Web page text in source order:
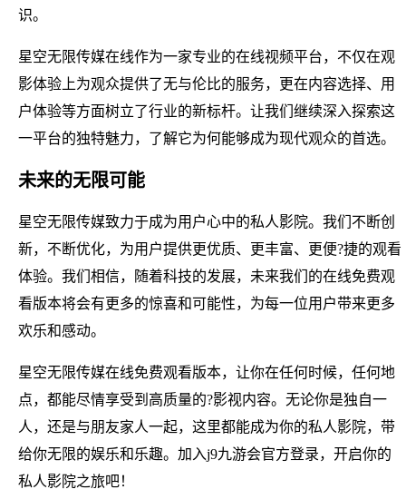
识。
星空无限传媒在线作为一家专业的在线视频平台，不仅在观
影体验上为观众提供了无与伦比的服务，更在内容选择、用
户体验等方面树立了行业的新标杆。让我们继续深入探索这
一平台的独特魅力，了解它为何能够成为现代观众的首选。
未来的无限可能
星空无限传媒致力于成为用户心中的私人影院。我们不断创
新，不断优化，为用户提供更优质、更丰富、更便?捷的观看
体验。我们相信，随着科技的发展，未来我们的在线免费观
看版本将会有更多的惊喜和可能性，为每一位用户带来更多
欢乐和感动。
星空无限传媒在线免费观看版本，让你在任何时候，任何地
点，都能尽情享受到高质量的?影视内容。无论你是独自一
人，还是与朋友家人一起，这里都能成为你的私人影院，带
给你无限的娱乐和乐趣。加入j9九游会官方登录，开启你的
私人影院之旅吧！